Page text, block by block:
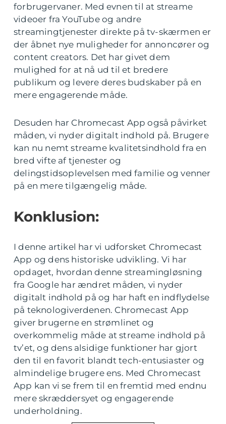
forbrugervaner. Med evnen til at streame
videoer fra YouTube og andre
streamingtjenester direkte på tv-skærmen er
der åbnet nye muligheder for annoncører og
content creators. Det har givet dem
mulighed for at nå ud til et bredere
publikum og levere deres budskaber på en
mere engagerende måde.
Desuden har Chromecast App også påvirket
måden, vi nyder digitalt indhold på. Brugere
kan nu nemt streame kvalitetsindhold fra en
bred vifte af tjenester og
delingstidsoplevelsen med familie og venner
på en mere tilgængelig måde.
Konklusion:
I denne artikel har vi udforsket Chromecast
App og dens historiske udvikling. Vi har
opdaget, hvordan denne streamingløsning
fra Google har ændret måden, vi nyder
digitalt indhold på og har haft en indflydelse
på teknologiverdenen. Chromecast App
giver brugerne en strømlinet og
overkommelig måde at streame indhold på
tv’et, og dens alsidige funktioner har gjort
den til en favorit blandt tech-entusiaster og
almindelige brugere ens. Med Chromecast
App kan vi se frem til en fremtid med endnu
mere skræddersyet og engagerende
underholdning.